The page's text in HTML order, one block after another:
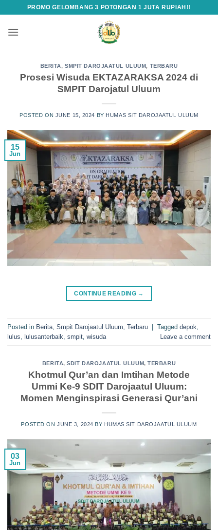
content
PROMO GELOMBANG 3 POTONGAN 1 JUTA RUPIAH!!
BERITA,SMPIT DAROJAATUL ULUUM, TERBARU
Prosesi Wisuda EKTAZARAKSA 2024 di
SMPIT Darojatul Uluum
POSTED ON JUNE 15, 2024 BY HUMAS SIT DAROJAATUL ULUUM
15
Jun
CONTINUE READING →
Posted in Berita Smpit Darojaatul Uluum Terbaru | Tagged depok
lulus lulusanterbaik smpit wisuda Leave a comment
BERITA,SDIT DAROJAATUL ULUUM,TERBARU
Khotmul Qur’an dan Imtihan Metode
Ummi Ke-9 SDIT Darojaatul Uluum:
Momen ‎Menginspirasi Generasi Qur’ani
POSTED ONJUNE 3, 2024 BY HUMAS SIT DAROJAATUL ULUUM
03
Jun